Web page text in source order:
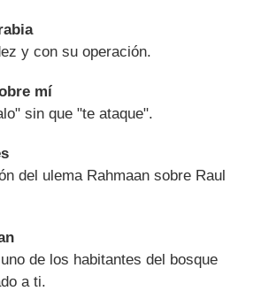
y con su operación.
mí
sin que "te ataque".
del ulema Rahmaan sobre Raul
de los habitantes del bosque
a ti.